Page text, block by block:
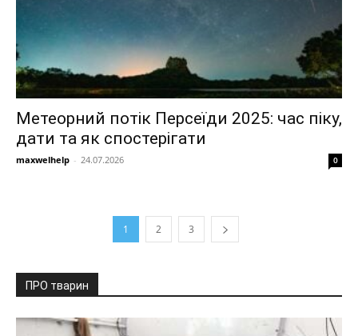
Метеорний потік Персеїди 2025: час піку,
дати та як спостерігати
maxwelhelp - 24.07.2026 0
1 2 3
ПРО тварин